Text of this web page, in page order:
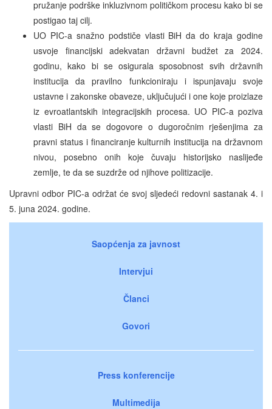
pružanje podrške inkluzivnom političkom procesu kako bi se
postigao taj cilj.
UO PIC-a snažno podstiče vlasti BiH da do kraja godine
usvoje financijski adekvatan državni budžet za 2024.
godinu, kako bi se osigurala sposobnost svih državnih
institucija da pravilno funkcioniraju i ispunjavaju svoje
ustavne i zakonske obaveze, uključujući i one koje proizlaze
iz evroatlantskih integracijskih procesa. UO PIC-a poziva
vlasti BiH da se dogovore o dugoročnim rješenjima za
pravni status i financiranje kulturnih institucija na državnom
nivou, posebno onih koje čuvaju historijsko naslijeđe
zemlje, te da se suzdrže od njihove politizacije.
Upravni odbor PIC-a održat će svoj sljedeći redovni sastanak 4. i
5. juna 2024. godine.
Saopćenja za javnost
Intervjui
Članci
Govori
Press konferencije
Multimedija